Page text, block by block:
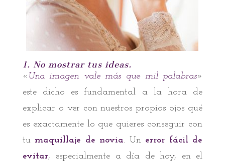
1. No mostrar tus ideas.
« Una imagen vale más que mil palabras»
este dicho es fundamental a la hora de
explicar o ver con nuestros propios ojos qué
es exactamente lo que quieres conseguir con
tu maquillaje de novia. Un error fácil de
evitar, especialmente a día de hoy, en el